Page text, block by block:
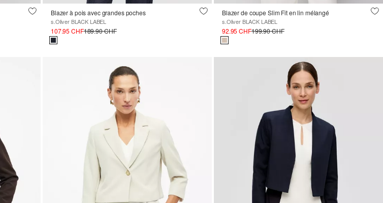
Blazer à pois avec grandes poches
s.Oliver BLACK LABEL
107.95 CHF189.90 CHF
Blazer de coupe Slim Fit en lin mélangé
s.Oliver BLACK LABEL
92.95 CHF199.90 CHF